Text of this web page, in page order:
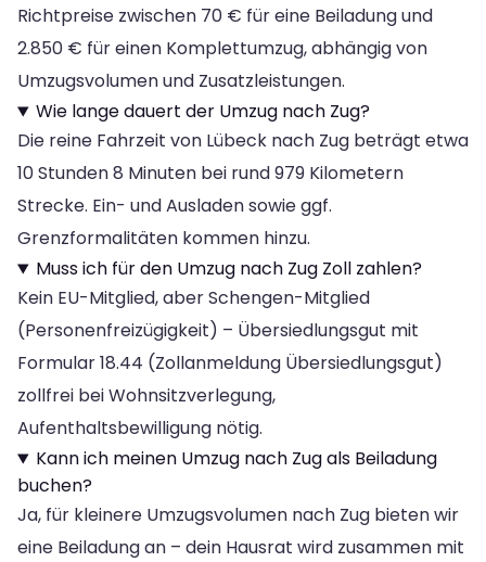
Richtpreise zwischen 70 € für eine Beiladung und
2.850 € für einen Komplettumzug, abhängig von
Umzugsvolumen und Zusatzleistungen.
Wie lange dauert der Umzug nach Zug?
Die reine Fahrzeit von Lübeck nach Zug beträgt etwa
10 Stunden 8 Minuten bei rund 979 Kilometern
Strecke. Ein- und Ausladen sowie ggf.
Grenzformalitäten kommen hinzu.
Muss ich für den Umzug nach Zug Zoll zahlen?
Kein EU-Mitglied, aber Schengen-Mitglied
(Personenfreizügigkeit) – Übersiedlungsgut mit
Formular 18.44 (Zollanmeldung Übersiedlungsgut)
zollfrei bei Wohnsitzverlegung,
Aufenthaltsbewilligung nötig.
Kann ich meinen Umzug nach Zug als Beiladung
buchen?
Ja, für kleinere Umzugsvolumen nach Zug bieten wir
eine Beiladung an – dein Hausrat wird zusammen mit